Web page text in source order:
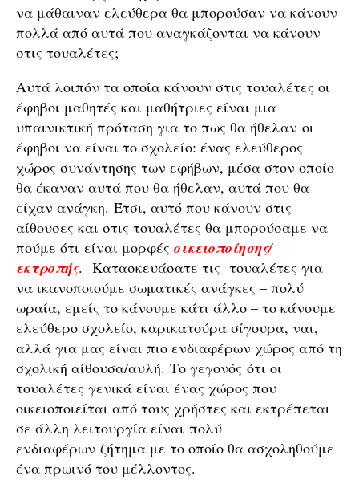
να μάθαιναν ελεύθερα θα μπορούσαν να κάνουν
πολλά από αυτά που αναγκάζονται να κάνουν
στις τουαλέτες;
Αυτά λοιπόν τα οποία κάνουν στις τουαλέτες οι
έφηβοι μαθητές και μαθήτριες είναι μια
υπαινικτική πρόταση για το πως θα ήθελαν οι
έφηβοι να είναι το σχολείο: ένας ελεύθερος
χώρος συνάντησης των εφήβων, μέσα στον οποίο
θα έκαναν αυτά που θα ήθελαν, αυτά που θα
είχαν ανάγκη. Έτσι, αυτό που κάνουν στις
αίθουσες και στις τουαλέτες θα μπορούσαμε να
πούμε ότι είναι μορφές οικειοποίησης/
εκτροπής. Κατασκευάσατε τις τουαλέτες για
να ικανοποιούμε σωματικές ανάγκες – πολύ
ωραία, εμείς το κάνουμε κάτι άλλο – το κάνουμε
ελεύθερο σχολείο, καρικατούρα σίγουρα, ναι,
αλλά για μας είναι πιο ενδιαφέρων χώρος από τη
σχολική αίθουσα/αυλή. Το γεγονός ότι οι
τουαλέτες γενικά είναι ένας χώρος που
οικειοποιείται από τους χρήστες και εκτρέπεται
σε άλλη λειτουργία είναι πολύ
ενδιαφέρων ζήτημα με το οποίο θα ασχοληθούμε
ένα πρωινό του μέλλοντος.